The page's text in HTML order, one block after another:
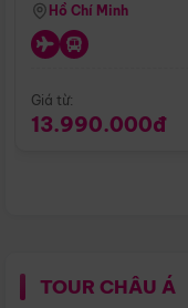
Hồ Chí Minh
Giá từ:
13.990.000đ
TOUR CHÂU Á